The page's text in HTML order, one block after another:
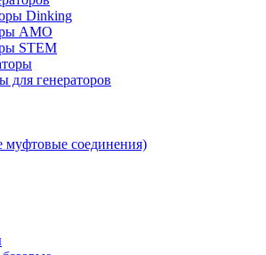
Dinking
AMO
STEM
для генераторов
муфтовые соединения)